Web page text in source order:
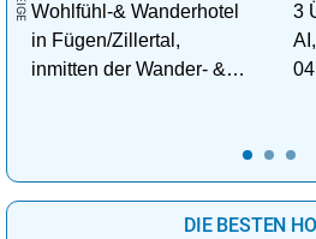
Wohlfühl-& Wanderhotel
in Fügen/Zillertal,
inmitten der Wander- &
3
DIE BESTEN